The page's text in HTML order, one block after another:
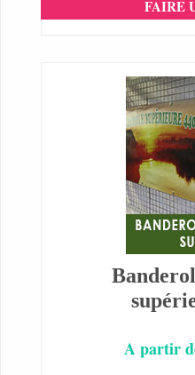
FAIRE
A partir